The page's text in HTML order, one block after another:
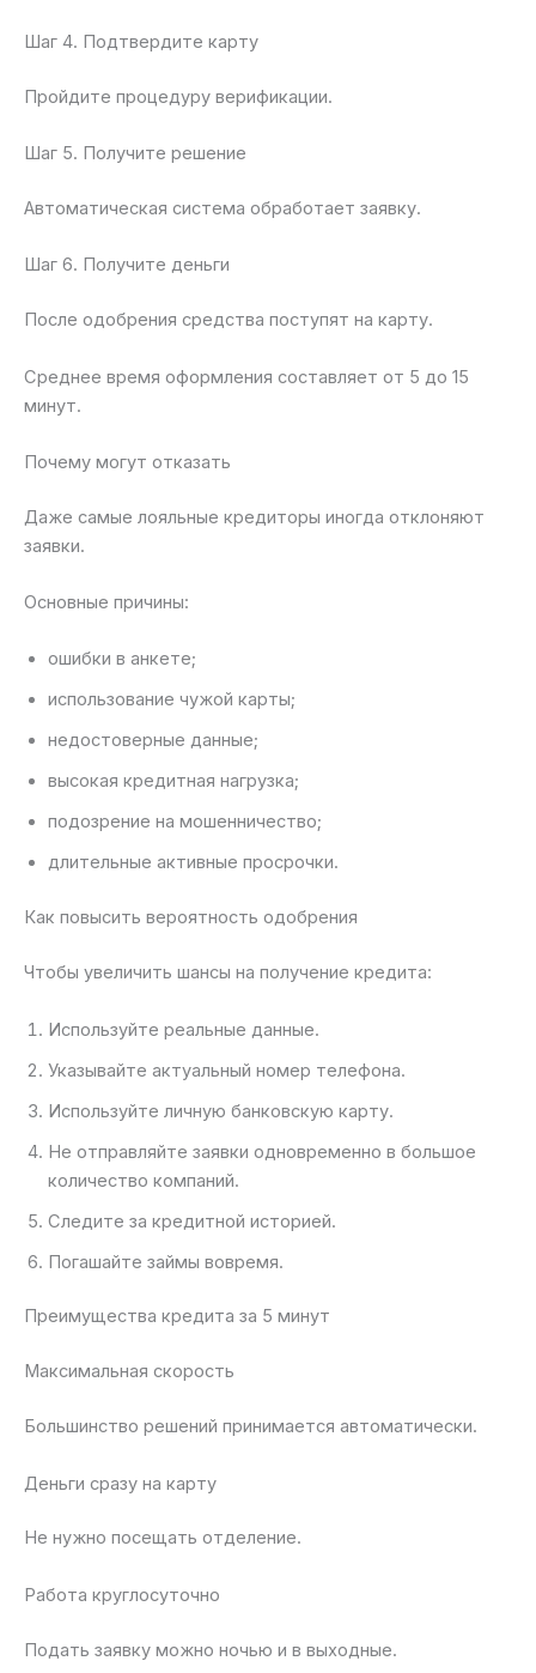
Шаг 4. Подтвердите карту
Пройдите процедуру верификации.
Шаг 5. Получите решение
Автоматическая система обработает заявку.
Шаг 6. Получите деньги
После одобрения средства поступят на карту.
Среднее время оформления составляет от 5 до 15
минут.
Почему могут отказать
Даже самые лояльные кредиторы иногда отклоняют
заявки.
Основные причины:
ошибки в анкете;
использование чужой карты;
недостоверные данные;
высокая кредитная нагрузка;
подозрение на мошенничество;
длительные активные просрочки.
Как повысить вероятность одобрения
Чтобы увеличить шансы на получение кредита:
Используйте реальные данные.
Указывайте актуальный номер телефона.
Используйте личную банковскую карту.
Не отправляйте заявки одновременно в большое
количество компаний.
Следите за кредитной историей.
Погашайте займы вовремя.
Преимущества кредита за 5 минут
Максимальная скорость
Большинство решений принимается автоматически.
Деньги сразу на карту
Не нужно посещать отделение.
Работа круглосуточно
Подать заявку можно ночью и в выходные.